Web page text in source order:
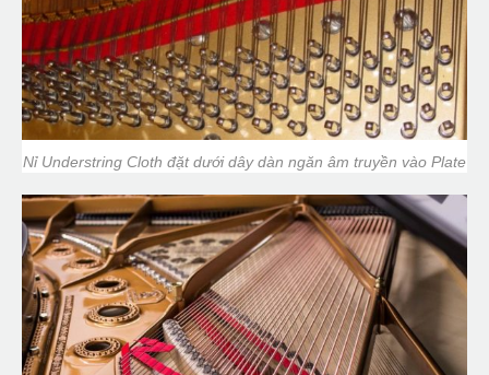
Nỉ Understring Cloth đặt dưới dây dàn ngăn âm truyền vào Plate